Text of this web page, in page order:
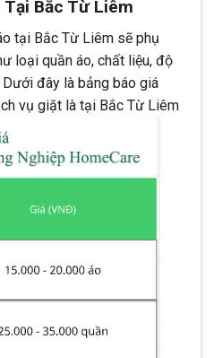
Tại Bắc Từ Liêm
tại Bắc Từ Liêm sẽ phụ
loại quần áo, chất liệu, độ
đây là bảng báo giá
vụ giặt là tại Bắc Từ Liêm